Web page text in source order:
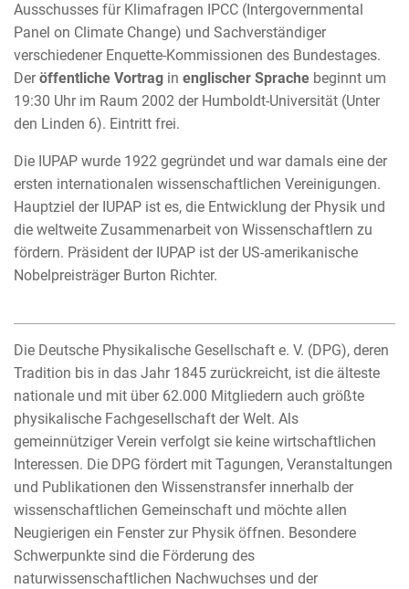
Ausschusses für Klimafragen IPCC (Intergovernmental
Panel on Climate Change) und Sachverständiger
verschiedener Enquette-Kommissionen des Bundestages.
Deröffentliche Vortrag in englischer Sprache beginnt um
19:30 Uhr im Raum 2002 der Humboldt-Universität (Unter
den Linden 6). Eintritt frei.
Die IUPAP wurde 1922 gegründet und war damals eine der
ersten internationalen wissenschaftlichen Vereinigungen.
Hauptziel der IUPAP ist es, die Entwicklung der Physik und
die weltweite Zusammenarbeit von Wissenschaftlern zu
fördern. Präsident der IUPAP ist der US-amerikanische
Nobelpreisträger Burton Richter.
Die Deutsche Physikalische Gesellschaft e. V. (DPG), deren
Tradition bis in das Jahr 1845 zurückreicht, ist die älteste
nationale und mit über 62.000 Mitgliedern auch größte
physikalische Fachgesellschaft der Welt. Als
gemeinnütziger Verein verfolgt sie keine wirtschaftlichen
Interessen. Die DPG fördert mit Tagungen, Veranstaltungen
und Publikationen den Wissenstransfer innerhalb der
wissenschaftlichen Gemeinschaft und möchte allen
Neugierigen ein Fenster zur Physik öffnen. Besondere
Schwerpunkte sind die Förderung des
naturwissenschaftlichen Nachwuchses und der